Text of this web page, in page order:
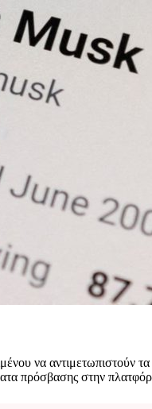
να αντιμετωπιστούν
πρόσβασης στην